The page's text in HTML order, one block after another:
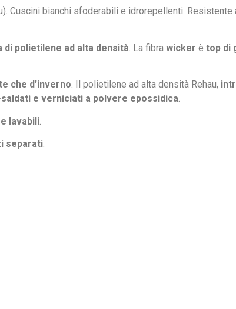
Cuscini bianchi sfoderabili e idrorepellenti. Resistente
di polietilene ad alta densità . La fibra wicker è top di
che d’inverno. Il polietilene ad alta densità Rehau,
e verniciati a polvere epossidica.
lavabili
separati.